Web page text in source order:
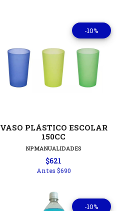
-10%
VASO PLÁSTICO ESCOLAR
150CC
NPMANUALIDADES
Ver detalles
$621
Antes$690
-10%